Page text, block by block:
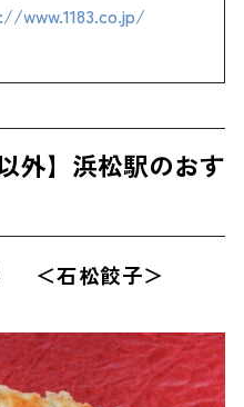
www.1183.co.jp/
外】浜松駅のおす
＜石松餃子＞